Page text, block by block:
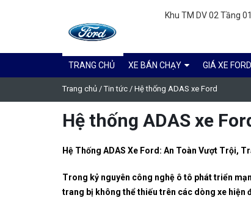
Khu TM DV 02 Tầng
TRANG CHỦ XE BÁN CHẠY GIÁ XE FORD
Trang chủ /Tin tức / Hệ thống ADAS xe Ford
Hệ thống ADAS xe
Hệ Thống ADAS Xe Ford: An Toàn Vượt Trội,
Trong kỷ nguyên công nghệ ô tô phát triển
trang bị không thể thiếu trên các dòng xe hiện